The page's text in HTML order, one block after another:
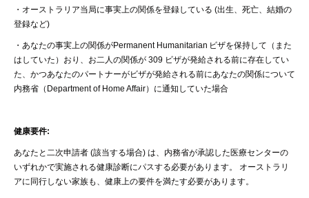
・ オーストラリア当局に事実上の関係を登録している (出生、死亡、結婚の
登録など)
・ あなたの事実上の関係がPermanent Humanitarian ビザを保持して（また
はしていた）おり 、 お二人の関係が 309 ビザが発給される前に存在してい
た、かつあなたのパートナーがビザが発給される前にあなたの関係について
内務省 （Department of Home Affair） に通知していた場合
健康要件:
あなたと二次申請者 (該当する場合) は、内務省が承認した医療センターの
いずれかで実施される健康診断にパスする必要があります。
オーストラリ
アに同行しない家族も、健康上の要件を満たす必要があります。